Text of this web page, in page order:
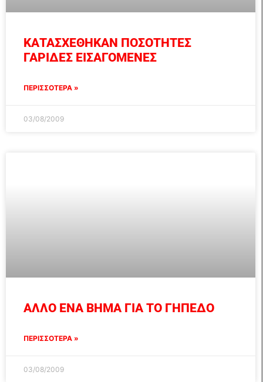
ΚΑΤΑΣΧΕΘΗΚΑΝ ΠΟΣΟΤΗΤΕΣ
ΓΑΡΙΔΕΣ ΕΙΣΑΓΟΜΕΝΕΣ
ΠΕΡΙΣΣΟΤΕΡΑ »
03/08/2009
ΑΛΛΟ ΕΝΑ ΒΗΜΑ ΓΙΑ ΤΟ ΓΗΠΕΔΟ
ΠΕΡΙΣΣΟΤΕΡΑ »
03/08/2009